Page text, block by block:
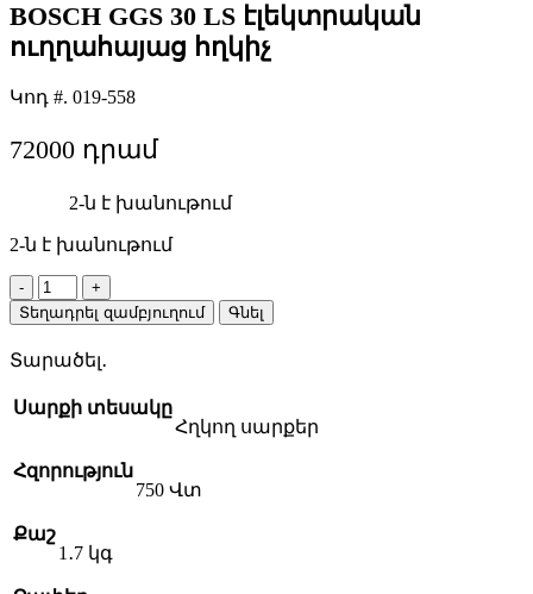
BOSCH GGS 30 LS էլեկտրական
ուղղահայաց հղկիչ
Կոդ #. 019-558
72000
2-ն է խանութում
2-ն է խանութում
BOSCH
GGS
30
էլեկտրական
հղկիչ
Տեղադրել զամբյուղում Գնել
Տարածել․
Սարքի տեսակը
Հղկող սարքեր
Հզորություն
750 Վտ
Քաշ
1․7 կգ